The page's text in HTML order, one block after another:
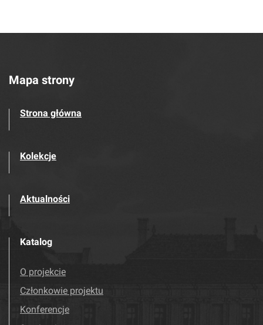
Mapa strony
Strona główna
Kolekcje
Aktualności
Katalog
O projekcie
Członkowie projektu
Konferencje